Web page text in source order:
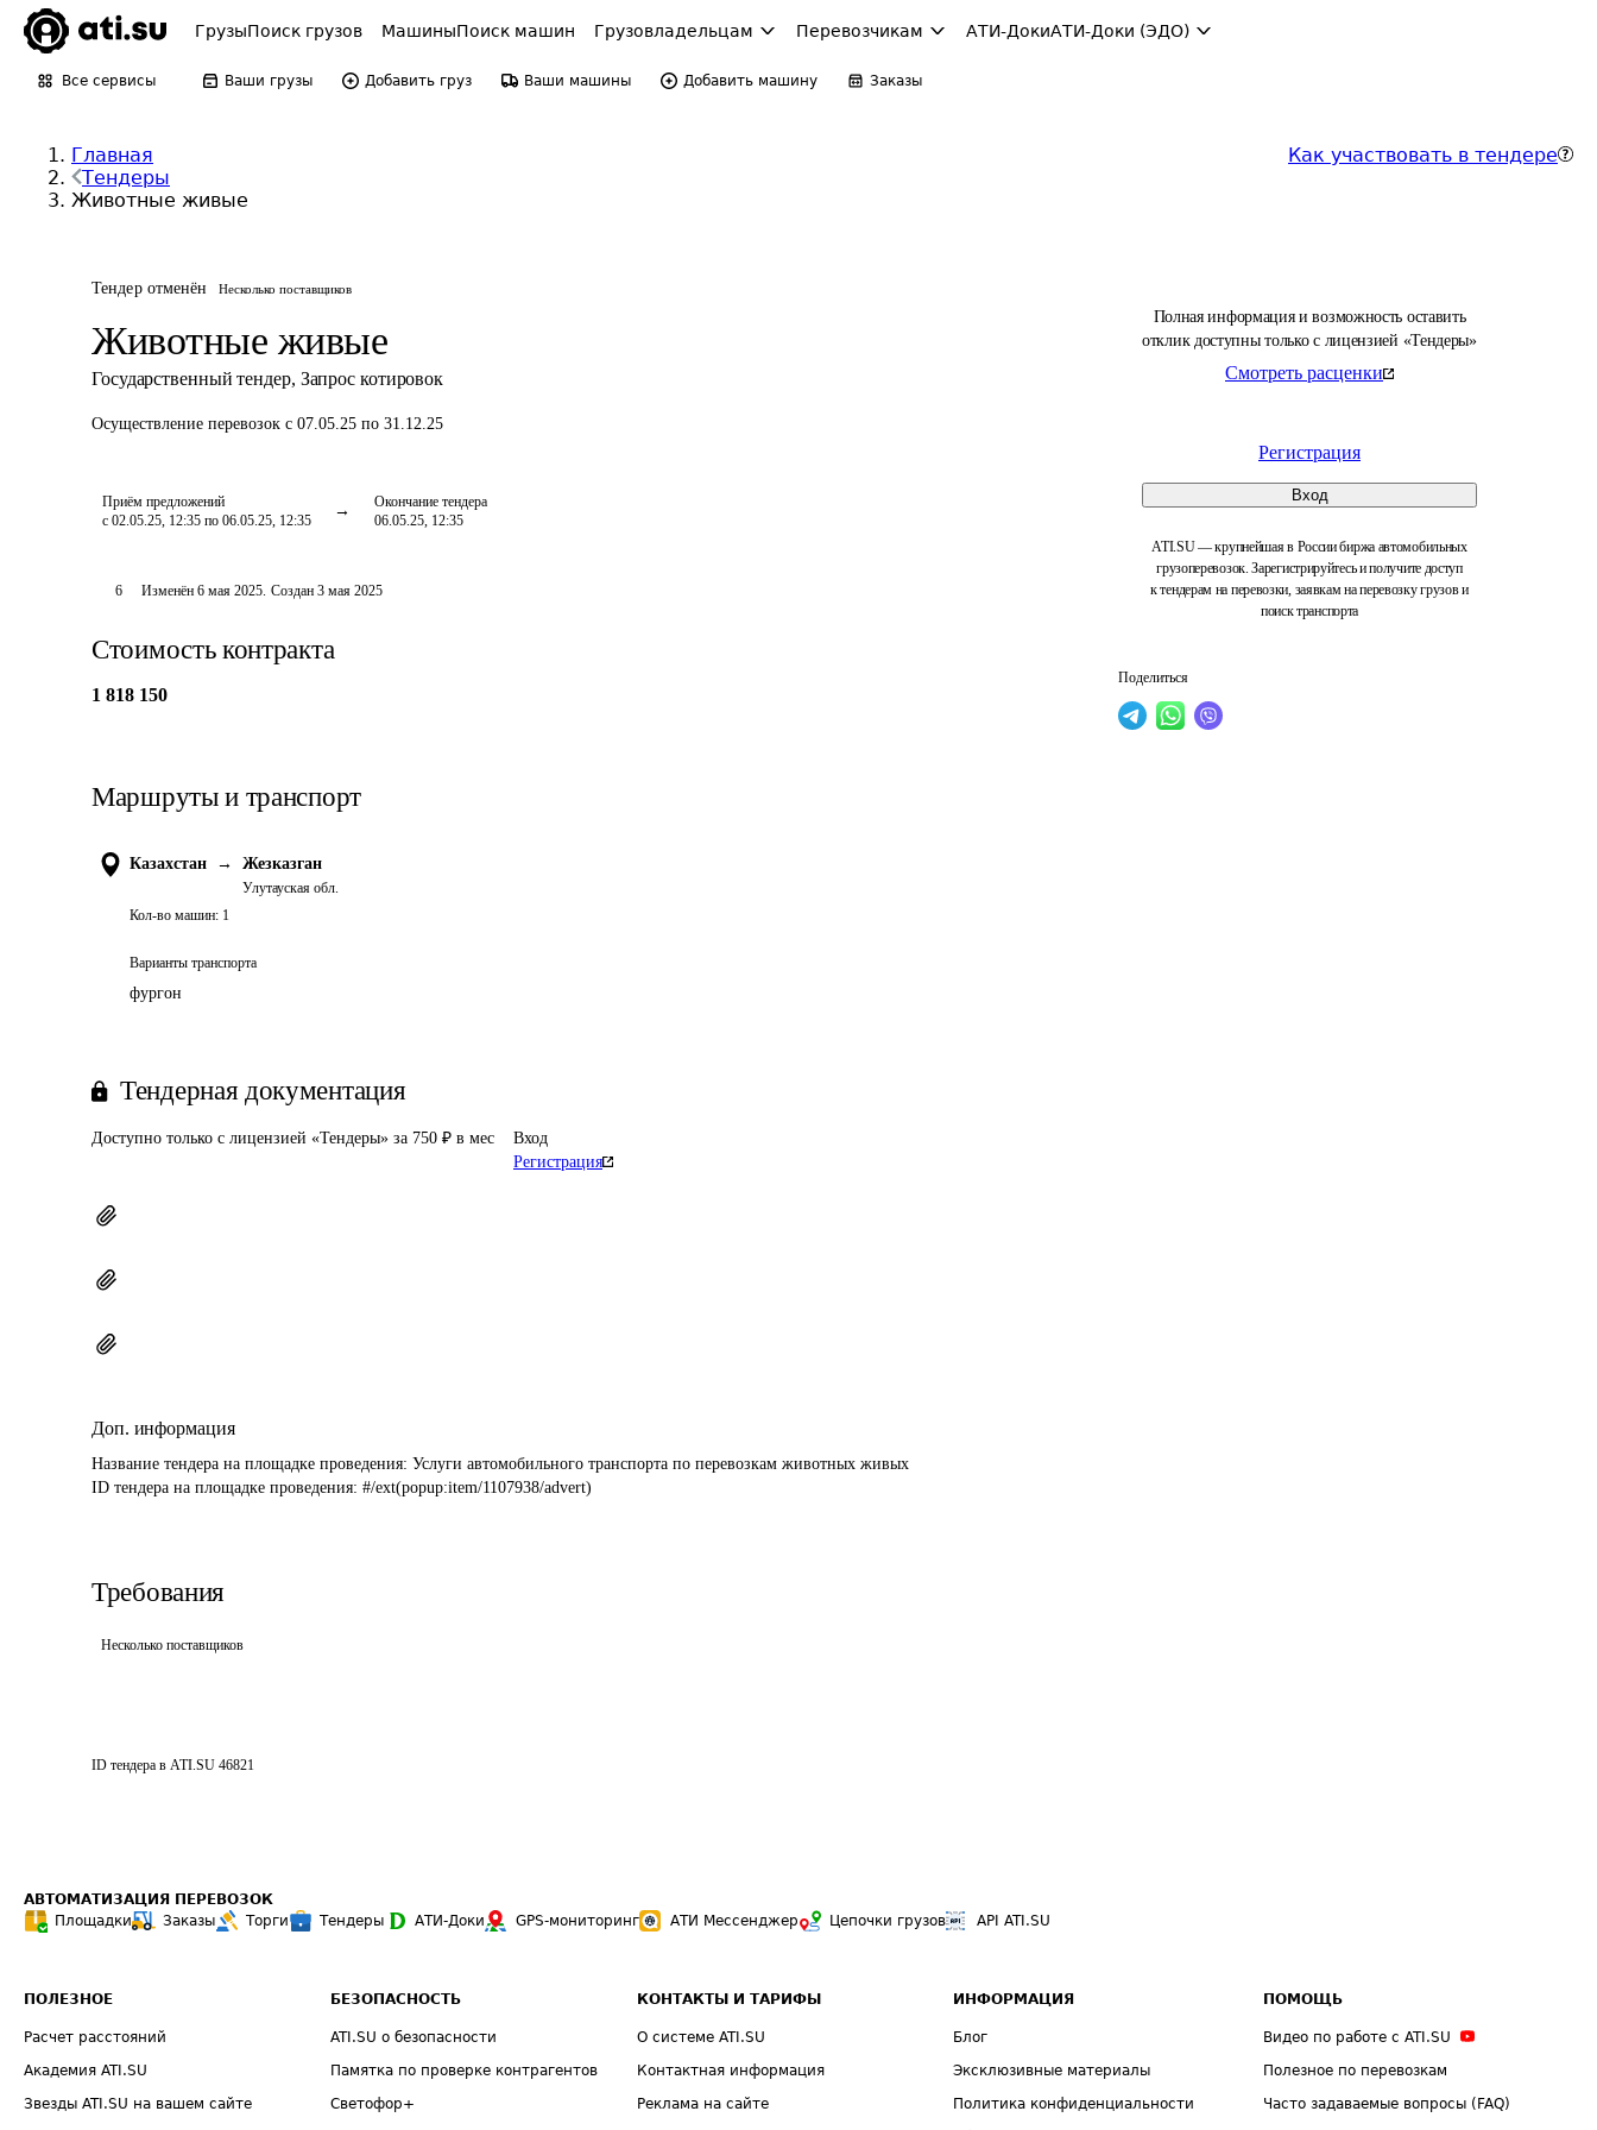
ГрузыПоиск грузов МашиныПоиск машин Грузовладельцам Перевозчикам АТИ-ДокиАТИ-Доки (ЭДО)
Все сервисы Ваши грузы Добавить груз Ваши машины Добавить машину Заказы
Главная
Тендеры
Животные живые
Как участвовать в тендере
Тендер отменён Несколько поставщиков
Животные живые
Государственный тендер, Запрос котировок
Осуществление перевозок с 07.05.25 по 31.12.25
Приём предложений
с 02.05.25, 12:35 по 06.05.25, 12:35
Окончание тендера
06.05.25, 12:35
Полная информация и возможность оставить
отклик доступны только с лицензией «Тендеры»
Смотреть расценки
Регистрация
Вход
ATI.SU — крупнейшая в России биржа автомобильных
грузоперевозок. Зарегистрируйтесь и получите доступ
к тендерам на перевозки, заявкам на перевозку грузов и
поиск транспорта
Поделиться
6 Изменён 6 мая 2025. Создан 3 мая 2025
Стоимость контракта
1 818 150
Маршруты и транспорт
Казахстан → Жезказган
Улутауская обл.
Кол-во машин: 1
Варианты транспорта
фургон
Тендерная документация
Доступно только с лицензией «Тендеры» за 750 ₽ в мес
Вход
Регистрация
Доп. информация
Название тендера на площадке проведения: Услуги автомобильного транспорта по перевозкам животных живых
ID тендера на площадке проведения: #/ext(popup:item/1107938/advert)
Требования
Несколько поставщиков
ID тендера в ATI.SU 46821
АВТОМАТИЗАЦИЯ ПЕРЕВОЗОК
Площадки
Заказы Торги Тендеры АТИ-Доки GPS-мониторинг АТИ Мессенджер Цепочки грузов API ATI.SU
ПОЛЕЗНОЕ
Расчет расстояний
Академия ATI.SU
Звезды ATI.SU на вашем сайте
БЕЗОПАСНОСТЬ
ATI.SU о безопасности
Памятка по проверке контрагентов
Светофор+
КОНТАКТЫ И ТАРИФЫ
О системе ATI.SU
Контактная информация
Реклама на сайте
ИНФОРМАЦИЯ
Блог
Эксклюзивные материалы
Политика конфиденциальности
ПОМОЩЬ
Видео по работе с ATI.SU
Полезное по перевозкам
Часто задаваемые вопросы (FAQ)